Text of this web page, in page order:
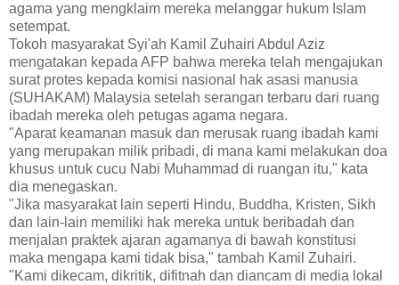
agama yang mengklaim mereka melanggar hukum Islam
setempat.
Tokoh masyarakat Syi'ah Kamil Zuhairi Abdul Aziz
mengatakan kepada AFP bahwa mereka telah mengajukan
surat protes kepada komisi nasional hak asasi manusia
(SUHAKAM) Malaysia setelah serangan terbaru dari ruang
ibadah mereka oleh petugas agama negara.
"Aparat keamanan masuk dan merusak ruang ibadah kami
yang merupakan milik pribadi, di mana kami melakukan doa
khusus untuk cucu Nabi Muhammad di ruangan itu," kata
dia menegaskan.
"Jika masyarakat lain seperti Hindu, Buddha, Kristen, Sikh
dan lain-lain memiliki hak mereka untuk beribadah dan
menjalan praktek ajaran agamanya di bawah konstitusi
maka mengapa kami tidak bisa," tambah Kamil Zuhairi.
"Kami dikecam, dikritik, difitnah dan diancam di media lokal